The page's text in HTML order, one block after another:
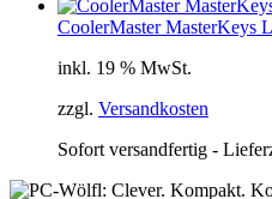
CoolerMaster MasterKeys
inkl. 19 % MwSt.
zzgl. Versandkosten
Sofort versandfertig -